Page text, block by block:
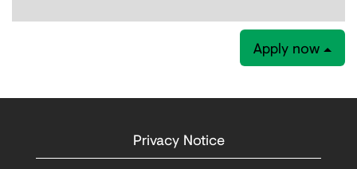
Apply now
Privacy Notice